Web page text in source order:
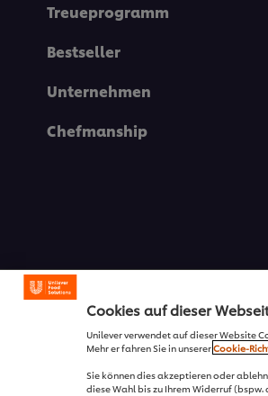
Treueprogramm
Bestseller
Unternehmen
Chefmanship
© 2026
Cookies auf dieser
Unilever verwendet auf dieser Website
Mehr er fahren Sie in unsererCookie-
Sie können dies akzeptieren oder
diese Wahl bis zu Ihrem Widerruf